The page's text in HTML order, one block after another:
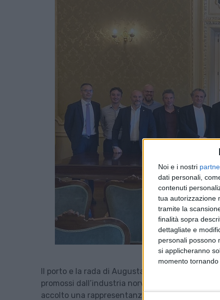
Noi e i nostri
dati personali,
contenuti
tua autorizzazione
tramite la
finalità sopra
dettagliate e
personali possono
si applicheranno
momento
Il porto e la rada di Augusta potrebbero
promossi dall’industria norvegese. E’ quanto
accolto una rappresentanza di Innovation